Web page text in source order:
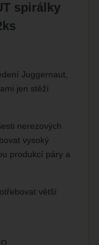
spirálky
Juggernaut,
jen stěží
nerezových
vysoký
produkcí páry a
větší